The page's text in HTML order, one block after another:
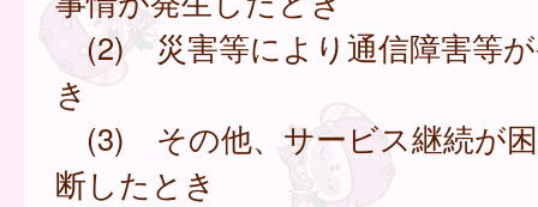
(2) 災害等により通信障害等
き
(3) その他、サービス継続が
断したとき